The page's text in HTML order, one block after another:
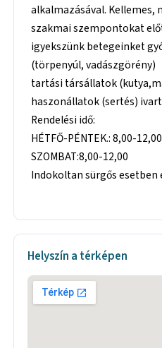
alkalmazásával. Kellemes,
szakmai szempontokat
igyekszünk betegeinket
(törpenyúl, vadászgörény)
tartási társállatok
haszonállatok (sertés)
Rendelési idő:
HÉTFŐ-PÉNTEK.: 8,00-
SZOMBAT:8,00-12,00
Indokoltan sürgős esetben
Helyszín a térképen